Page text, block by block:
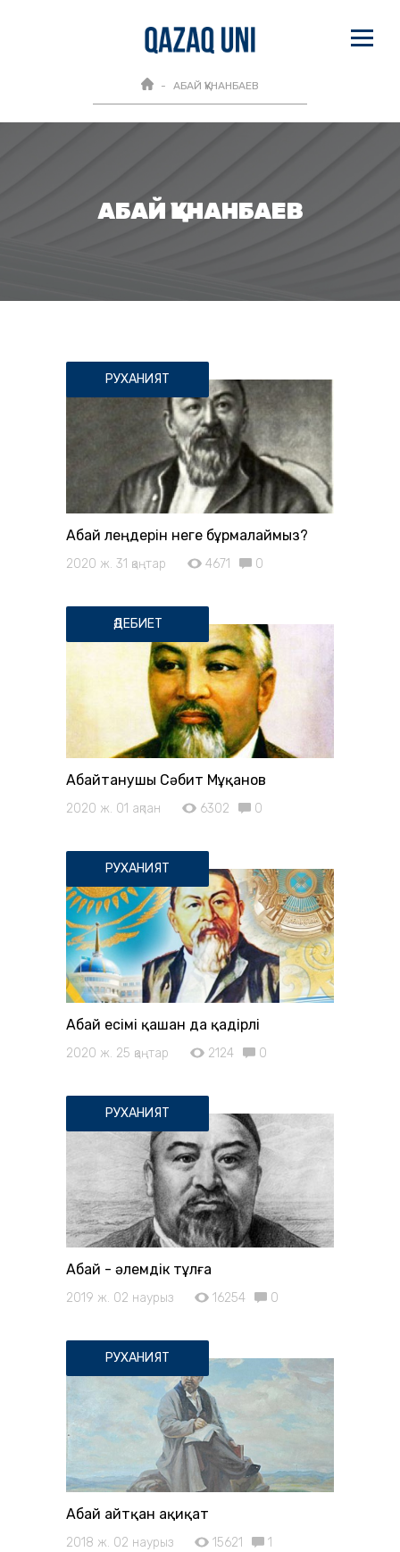
АБАЙ ҚҰНАНБАЕВ
АБАЙ ҚҰНАНБАЕВ
РУХАНИЯТ
Абай өлеңдерін неге бұрмалаймыз?
2020 ж. 31 қаңтар 4671 0
ӘДЕБИЕТ
Абайтанушы Сәбит Мұқанов
2020 ж. 01 ақпан 6302 0
РУХАНИЯТ
Абай есімі қашан да қадірлі
2020 ж. 25 қаңтар 2124 0
РУХАНИЯТ
Абай - әлемдік тұлға
2019 ж. 02 наурыз 16254 0
РУХАНИЯТ
Абай айтқан ақиқат
2018 ж. 02 наурыз 15621 1